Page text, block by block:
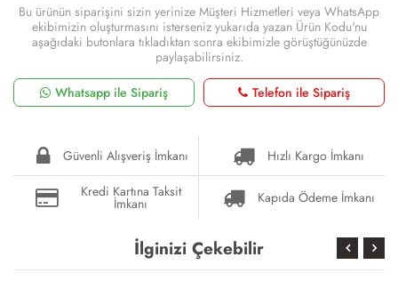
Bu ürünün siparişini sizin yerinize Müşteri Hizmetleri veya WhatsApp
ekibimizin oluşturmasını isterseniz yukarıda yazan Ürün Kodu'nu
aşağıdaki butonlara tıkladıktan sonra ekibimizle görüştüğünüzde
paylaşabilirsiniz.
Whatsapp ile Sipariş
Telefon ile Sipariş
Güvenli Alışveriş İmkanı
Hızlı Kargo İmkanı
Kredi Kartına Taksit
İmkanı Kapıda Ödeme İmkanı
İlginizi Çekebilir